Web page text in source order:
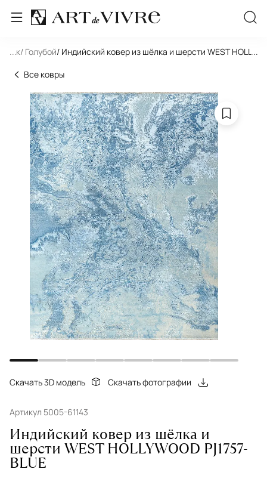
... / Голубой/ Индийский ковер из шёлка и шерсти WEST
...
Все ковры
Скачать 3D модель Скачать фотографии
Артикул 5005-61143
Индийский ковер из шёлка и
шерсти WEST HOLLYWOOD PJ1757-
BLUE